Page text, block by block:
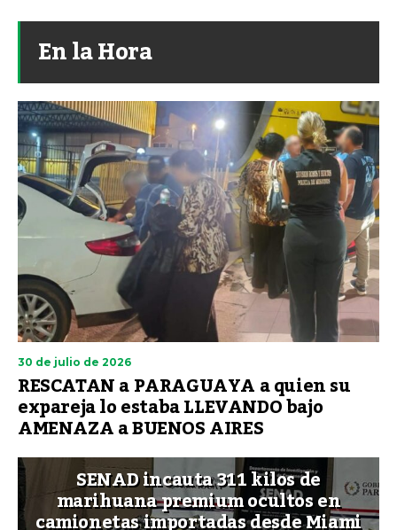
En la Hora
30 de julio de 2026
RESCATAN a PARAGUAYA a quien su
expareja lo estaba LLEVANDO bajo
AMENAZA a BUENOS AIRES
SENAD incauta 311 kilos de
marihuana premium ocultos en